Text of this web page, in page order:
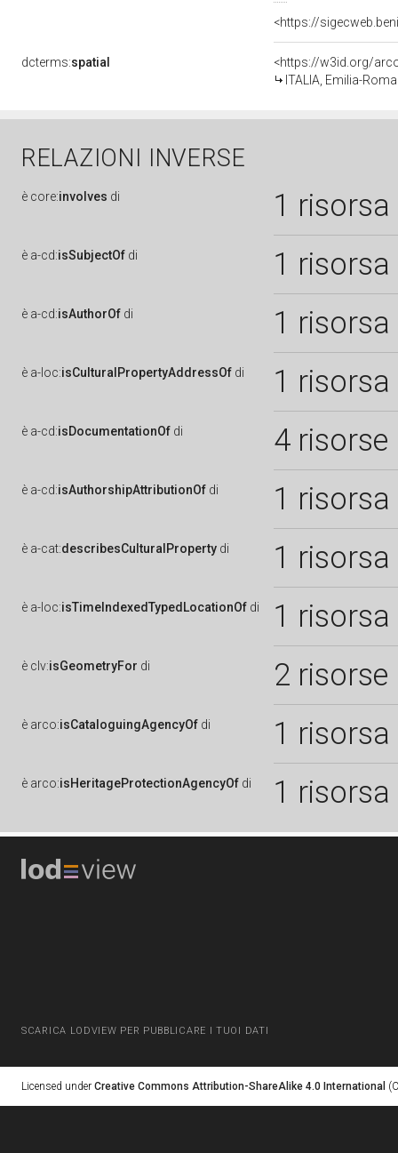
dcterms:spatial
<https://w3id.org/
ITALIA, Emilia-
RELAZIONI INVERSE
è core:involves di 1 risorsa
è a-cd:isSubjectOf di 1 risorsa
è a-cd:isAuthorOf di 1 risorsa
è a-loc:isCulturalPropertyAddressOf di 1 risorsa
è a-cd:isDocumentationOf di 4 risorse
è a-cd:isAuthorshipAttributionOf di 1 risorsa
è a-cat:describesCulturalProperty di 1 risorsa
è a-loc:isTimeIndexedTypedLocationOf di 1 risorsa
è clv:isGeometryFor di 2 risorse
è arco:isCataloguingAgencyOf di 1 risorsa
è arco:isHeritageProtectionAgencyOf di 1 risorsa
SCARICA LODVIEW PER PUBBLICARE I TUOI DATI
Licensed under Creative Commons Attribution-ShareAlike 4.0 International